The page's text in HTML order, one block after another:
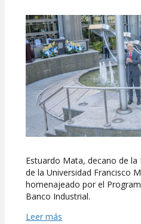
Mata
recibió
homenaje
del
Banco
Industrial
Estuardo Mata, decano de
de la Universidad Francisco
homenajeado por el
Banco Industrial.
Leer más